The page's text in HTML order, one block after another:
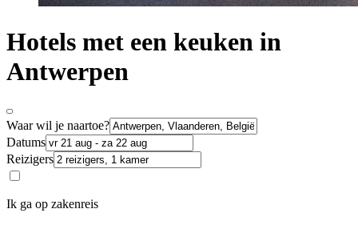
Hotels met een keuken in
Antwerpen
Waar wil je naartoe?
Datums
Reizigers
Ik ga op zakenreis